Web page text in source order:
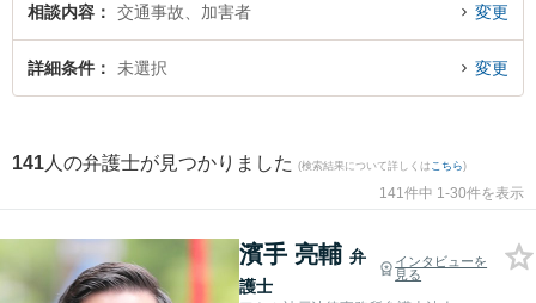
ます。『兵庫県で土日や夜間に発生した交通事故加害者のトラブルを今すぐに
弁護士に相談したい』『交通事故加害者のトラブル解決の実績豊富な近くの弁
護士を検索したい』『初回相談無料で交通事故加害者を法律相談できる兵庫県
相談内容 交通事故、加害者 変更
詳細条件 未選択 変更
141 人の弁護士が見つかりました (検索結果について詳しくは こちら)
141件中 1-30件を表示
濱手 亮輔 弁
護士
インタビューを
見る